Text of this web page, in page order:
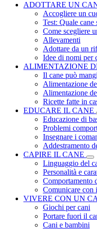
ADOTTARE UN
Accogliere un
Test: Quale cane
Come scegliere
Allevamenti
Adottare da un
Idee di nomi per
ALIMENTAZIONE
Il cane può
Alimentazione
Alimentazione
Ricette fatte in
EDUCARE IL CANE
Educazione di
Problemi
Insegnare i
Addestramento
CAPIRE IL CANE
Linguaggio del
Personalità e
Comportamento
Comunicare con
VIVERE CON UN
Giochi per cani
Portare fuori il
Cani e bambini